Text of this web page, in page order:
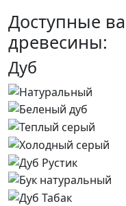
Доступные
древесины:
Дуб